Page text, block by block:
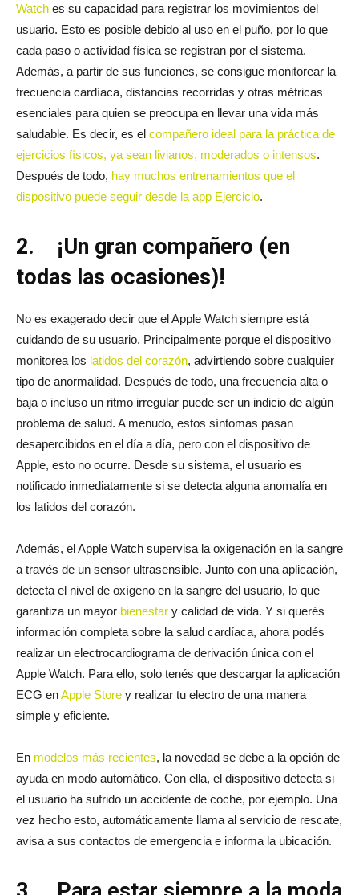
Watch es su capacidad para registrar los movimientos del
usuario. Esto es posible debido al uso en el puño, por lo que
cada paso o actividad física se registran por el sistema.
Además, a partir de sus funciones, se consigue monitorear la
frecuencia cardíaca, distancias recorridas y otras métricas
esenciales para quien se preocupa en llevar una vida más
saludable. Es decir, es el compañero ideal para la práctica de
ejercicios físicos, ya sean livianos, moderados o intensos.
Después de todo, hay muchos entrenamientos que el
dispositivo puede seguir desde la app Ejercicio.
2. ¡Un gran compañero (en
todas las ocasiones)!
No es exagerado decir que el Apple Watch siempre está
cuidando de su usuario. Principalmente porque el dispositivo
monitorea los latidos del corazón, advirtiendo sobre cualquier
tipo de anormalidad. Después de todo, una frecuencia alta o
baja o incluso un ritmo irregular puede ser un indicio de algún
problema de salud. A menudo, estos síntomas pasan
desapercibidos en el día a día, pero con el dispositivo de
Apple, esto no ocurre. Desde su sistema, el usuario es
notificado inmediatamente si se detecta alguna anomalía en
los latidos del corazón.
Además, el Apple Watch supervisa la oxigenación en la sangre
a través de un sensor ultrasensible. Junto con una aplicación,
detecta el nivel de oxígeno en la sangre del usuario, lo que
garantiza un mayor bienestar y calidad de vida. Y si querés
información completa sobre la salud cardíaca, ahora podés
realizar un electrocardiograma de derivación única con el
Apple Watch. Para ello, solo tenés que descargar la aplicación
ECG enApple Store y realizar tu electro de una manera
simple y eficiente.
En modelos más recientes, la novedad se debe a la opción de
ayuda en modo automático. Con ella, el dispositivo detecta si
el usuario ha sufrido un accidente de coche, por ejemplo. Una
vez hecho esto, automáticamente llama al servicio de rescate,
avisa a sus contactos de emergencia e informa la ubicación.